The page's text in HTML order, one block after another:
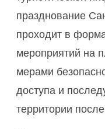
празднование
проходит в
мероприятий на
мерами
доступа и
территории